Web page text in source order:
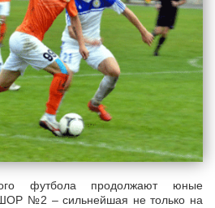
футбола продолжают юные
№2 – сильнейшая не только на